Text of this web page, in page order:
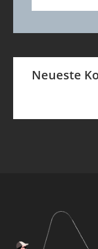
Neueste